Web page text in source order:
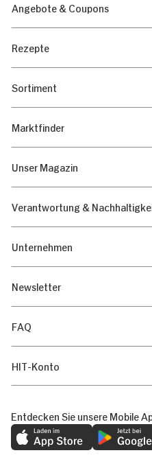
Angebote & Coupons
Rezepte
Sortiment
Marktfinder
Unser Magazin
Verantwortung &
Unternehmen
Newsletter
FAQ
HIT-Konto
Entdecken Sie unsere Mobile